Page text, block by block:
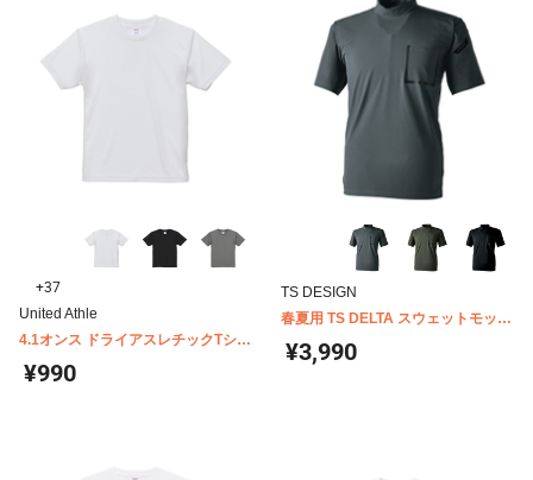
+37
United Athle
4.1オンス ドライアスレチックTシャ
ツ キッズ United Athle 5900-02
¥990
TS DESIGN
春夏用 TS DELTA スウェットモック
ネックTシャツ 83552
¥3,990